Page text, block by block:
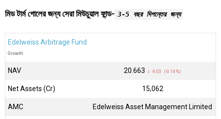
মিড টার্ম গোলের জন্য সেরা মিউচুয়াল ফান্ড- 3-5 বছর দিগন্তের জন্য
Edelweiss Arbitrage Fund
Growth
NAV ₹20.663 ↓ -0.03 (-0.14 %)
Net Assets (Cr) ₹15,062
AMC Edelweiss Asset Management Limited